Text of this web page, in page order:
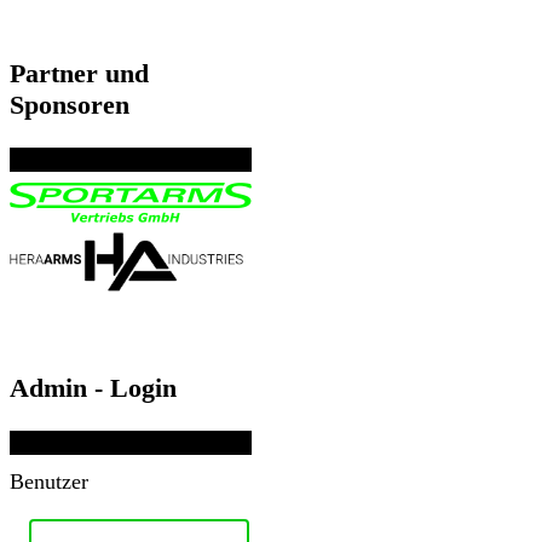
Partner und
Sponsoren
Admin - Login
Benutzer